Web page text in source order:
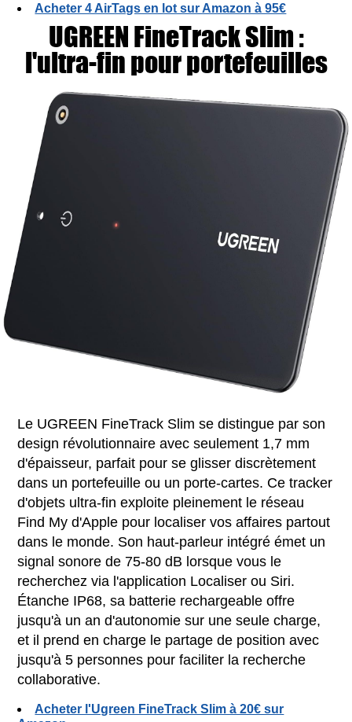
Acheter 4 AirTags en lot sur Amazon à 95€
UGREEN FineTrack Slim :
l'ultra-fin pour portefeuilles
Le UGREEN FineTrack Slim se distingue par son
design révolutionnaire avec seulement 1,7 mm
d'épaisseur, parfait pour se glisser discrètement
dans un portefeuille ou un porte-cartes. Ce tracker
d'objets ultra-fin exploite pleinement le réseau
Find My d'Apple pour localiser vos affaires partout
dans le monde. Son haut-parleur intégré émet un
signal sonore de 75-80 dB lorsque vous le
recherchez via l'application Localiser ou Siri.
Étanche IP68, sa batterie rechargeable offre
jusqu'à un an d'autonomie sur une seule charge,
et il prend en charge le partage de position avec
jusqu'à 5 personnes pour faciliter la recherche
collaborative.
Acheter l'Ugreen FineTrack Slim à 20€ sur